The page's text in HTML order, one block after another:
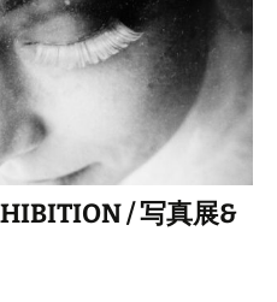
/ 写真展&